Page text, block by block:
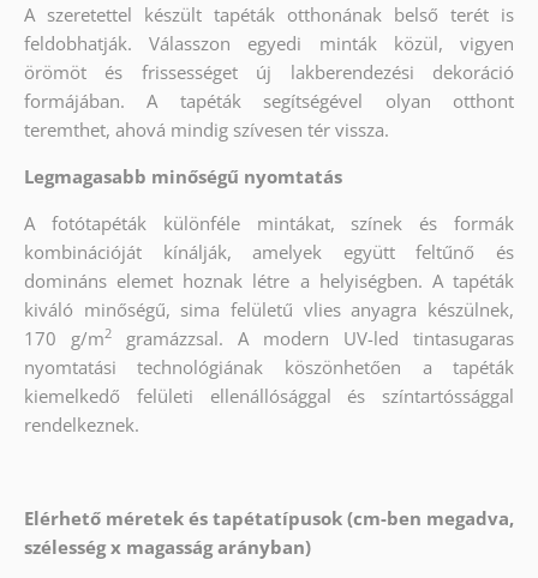
A szeretettel készült tapéták otthonának belső terét is
feldobhatják. Válasszon egyedi minták közül, vigyen
örömöt és frissességet új lakberendezési dekoráció
formájában. A tapéták segítségével olyan otthont
teremthet, ahová mindig szívesen tér vissza.
Legmagasabb minőségű nyomtatás
A fotótapéták különféle mintákat, színek és formák
kombinációját kínálják, amelyek együtt feltűnő és
domináns elemet hoznak létre a helyiségben. A tapéták
kiváló minőségű, sima felületű vlies anyagra készülnek,
170 g/m2
gramázzsal. A modern UV-led tintasugaras
nyomtatási technológiának köszönhetően a tapéták
kiemelkedő felületi ellenállósággal és színtartóssággal
rendelkeznek.
Elérhető méretek és tapétatípusok (cm-ben megadva,
szélesség x magasság arányban)